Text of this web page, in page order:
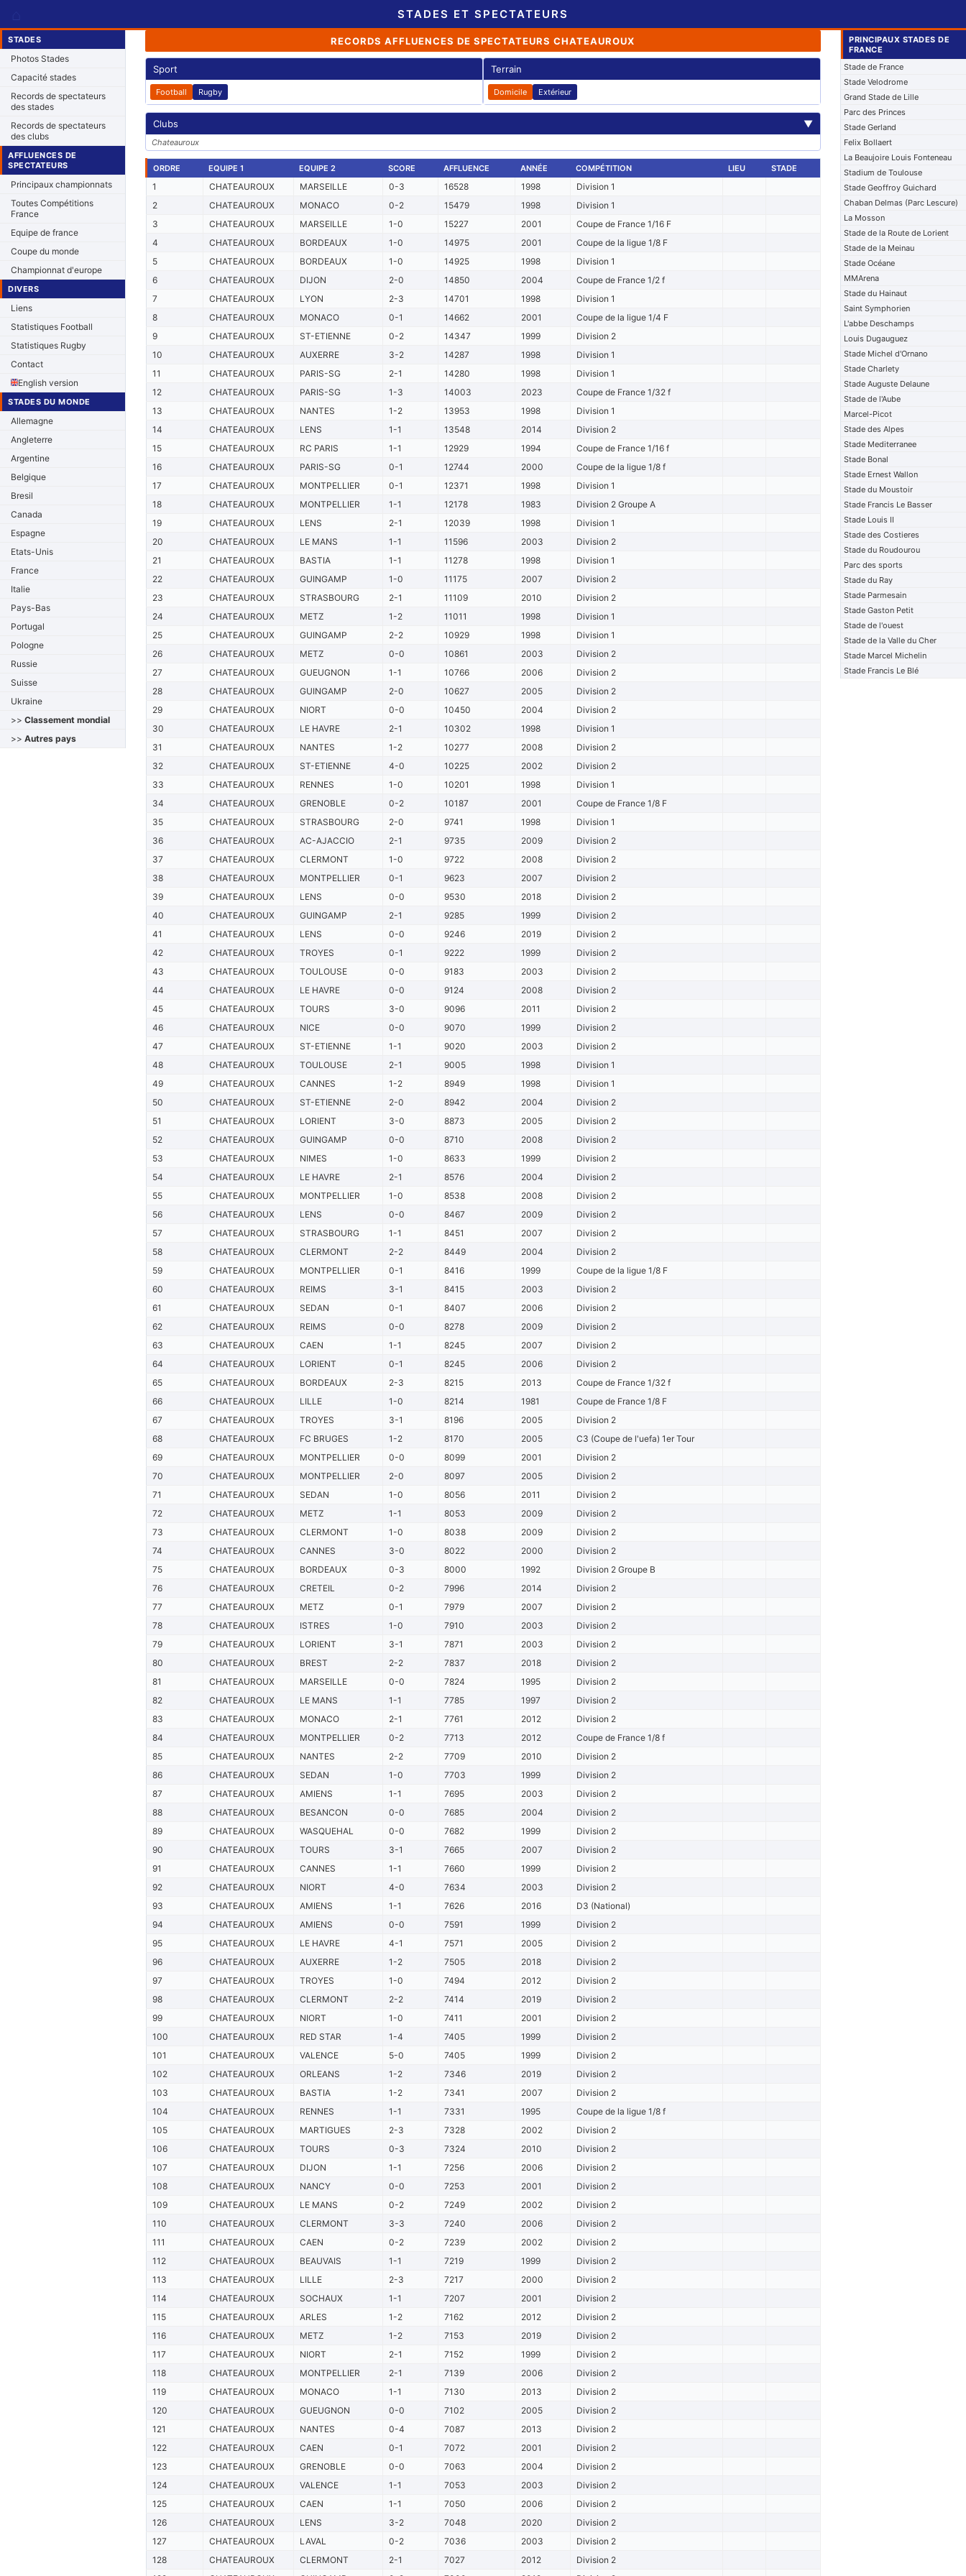
STADES ET SPECTATEURS
STADES
Photos Stades
Capacité stades
Records de spectateurs
des stades
Records de spectateurs
des clubs
AFFLUENCES DE
SPECTATEURS
Principaux championnats
Toutes Compétitions
France
Equipe de france
Coupe du monde
Championnat d'europe
DIVERS
Liens
Statistiques Football
Statistiques Rugby
Contact
English version
STADES DU MONDE
Allemagne
Angleterre
Argentine
Belgique
Bresil
Canada
Espagne
Etats-Unis
France
Italie
Pays-Bas
Portugal
Pologne
Russie
Suisse
Ukraine
>> Classement mondial
>> Autres pays
RECORDS AFFLUENCES DE SPECTATEURS CHATEAUROUX
Sport
Football Rugby
Terrain
Domicile Extérieur
Clubs ▼
Chateauroux
ORDRE EQUIPE 1 EQUIPE 2 SCORE AFFLUENCE ANNÉE COMPÉTITION LIEU STADE
1 CHATEAUROUX MARSEILLE 0-3 16528 1998
Division 1
2
CHATEAUROUX MONACO 0-2 15479 1998
Division 1
3
CHATEAUROUX MARSEILLE 1-0 15227 2001
Coupe de France 1/16 F
4
CHATEAUROUX BORDEAUX 1-0 14975 2001
Coupe de la ligue 1/8 F
5
CHATEAUROUX BORDEAUX 1-0 14925 1998
Division 1
6
CHATEAUROUX DIJON 2-0 14850 2004
Coupe de France 1/2 f
7
CHATEAUROUX LYON 2-3 14701 1998
Division 1
8
CHATEAUROUX MONACO 0-1 14662 2001
Coupe de la ligue 1/4 F
9
CHATEAUROUX ST-ETIENNE 0-2 14347 1999
Division 2
10
CHATEAUROUX AUXERRE 3-2 14287 1998
Division 1
11
CHATEAUROUX PARIS-SG 2-1 14280 1998
Division 1
12
CHATEAUROUX PARIS-SG 1-3 14003 2023
Coupe de France 1/32 f
13
CHATEAUROUX NANTES 1-2 13953 1998
Division 1
14
CHATEAUROUX LENS 1-1 13548 2014
Division 2
15
CHATEAUROUX RC PARIS 1-1 12929 1994
Coupe de France 1/16 f
16
CHATEAUROUX PARIS-SG 0-1 12744 2000
Coupe de la ligue 1/8 f
17
CHATEAUROUX MONTPELLIER 0-1 12371 1998
Division 1
18
CHATEAUROUX MONTPELLIER 1-1 12178 1983
Division 2 Groupe A
19
CHATEAUROUX LENS 2-1 12039 1998
Division 1
20
CHATEAUROUX LE MANS 1-1 11596 2003
Division 2
21
CHATEAUROUX BASTIA 1-1 11278 1998
Division 1
22
CHATEAUROUX GUINGAMP 1-0 11175 2007
Division 2
23
CHATEAUROUX STRASBOURG 2-1 11109 2010
Division 2
24
CHATEAUROUX METZ 1-2 11011 1998
Division 1
25
CHATEAUROUX GUINGAMP 2-2 10929 1998
Division 1
26
CHATEAUROUX METZ 0-0 10861 2003
Division 2
27
CHATEAUROUX GUEUGNON 1-1 10766 2006
Division 2
28
CHATEAUROUX GUINGAMP 2-0 10627 2005
Division 2
29
CHATEAUROUX NIORT 0-0 10450 2004
Division 2
30
CHATEAUROUX LE HAVRE 2-1 10302 1998
Division 1
31
CHATEAUROUX NANTES 1-2 10277 2008
Division 2
32
CHATEAUROUX ST-ETIENNE 4-0 10225 2002
Division 2
33
CHATEAUROUX RENNES 1-0 10201 1998
Division 1
34
CHATEAUROUX GRENOBLE 0-2 10187 2001
Coupe de France 1/8 F
35
CHATEAUROUX STRASBOURG 2-0 9741 1998
Division 1
36
CHATEAUROUX AC-AJACCIO 2-1 9735 2009
Division 2
37
CHATEAUROUX CLERMONT 1-0 9722 2008
Division 2
38
CHATEAUROUX MONTPELLIER 0-1 9623 2007
Division 2
39
CHATEAUROUX LENS 0-0 9530 2018
Division 2
40
CHATEAUROUX GUINGAMP 2-1 9285 1999
Division 2
41
CHATEAUROUX LENS 0-0 9246 2019
Division 2
42
CHATEAUROUX TROYES 0-1 9222 1999
Division 2
43
CHATEAUROUX TOULOUSE 0-0 9183 2003
Division 2
44
CHATEAUROUX LE HAVRE 0-0 9124 2008
Division 2
45
CHATEAUROUX TOURS 3-0 9096 2011
Division 2
46
CHATEAUROUX NICE 0-0 9070 1999
Division 2
47
CHATEAUROUX ST-ETIENNE 1-1 9020 2003
Division 2
48
CHATEAUROUX TOULOUSE 2-1 9005 1998
Division 1
49
CHATEAUROUX CANNES 1-2 8949 1998
Division 1
50
CHATEAUROUX ST-ETIENNE 2-0 8942 2004
Division 2
51
CHATEAUROUX LORIENT 3-0 8873 2005
Division 2
52
CHATEAUROUX GUINGAMP 0-0 8710 2008
Division 2
53
CHATEAUROUX NIMES 1-0 8633 1999
Division 2
54
CHATEAUROUX LE HAVRE 2-1 8576 2004
Division 2
55
CHATEAUROUX MONTPELLIER 1-0 8538 2008
Division 2
56
CHATEAUROUX LENS 0-0 8467 2009
Division 2
57
CHATEAUROUX STRASBOURG 1-1 8451 2007
Division 2
58
CHATEAUROUX CLERMONT 2-2 8449 2004
Division 2
59
CHATEAUROUX MONTPELLIER 0-1 8416 1999
Coupe de la ligue 1/8 F
60
CHATEAUROUX REIMS 3-1 8415 2003
Division 2
61
CHATEAUROUX SEDAN 0-1 8407 2006
Division 2
62
CHATEAUROUX REIMS 0-0 8278 2009
Division 2
63
CHATEAUROUX CAEN 1-1 8245 2007
Division 2
64
CHATEAUROUX LORIENT 0-1 8245 2006
Division 2
65
CHATEAUROUX BORDEAUX 2-3 8215 2013
Coupe de France 1/32 f
66
CHATEAUROUX LILLE 1-0 8214 1981
Coupe de France 1/8 F
67
CHATEAUROUX TROYES 3-1 8196 2005
Division 2
68
CHATEAUROUX FC BRUGES 1-2 8170 2005
C3 (Coupe de l'uefa) 1er Tour
69
CHATEAUROUX MONTPELLIER 0-0 8099 2001
Division 2
70
CHATEAUROUX MONTPELLIER 2-0 8097 2005
Division 2
71
CHATEAUROUX SEDAN 1-0 8056 2011
Division 2
72
CHATEAUROUX METZ 1-1 8053 2009
Division 2
73
CHATEAUROUX CLERMONT 1-0 8038 2009
Division 2
74
CHATEAUROUX CANNES 3-0 8022 2000
Division 2
75
CHATEAUROUX BORDEAUX 0-3 8000 1992
Division 2 Groupe B
76
CHATEAUROUX CRETEIL 0-2 7996 2014
Division 2
77
CHATEAUROUX METZ 0-1 7979 2007
Division 2
78
CHATEAUROUX ISTRES 1-0 7910 2003
Division 2
79
CHATEAUROUX LORIENT 3-1 7871 2003
Division 2
80
CHATEAUROUX BREST 2-2 7837 2018
Division 2
81
CHATEAUROUX MARSEILLE 0-0 7824 1995
Division 2
82
CHATEAUROUX LE MANS 1-1 7785 1997
Division 2
83
CHATEAUROUX MONACO 2-1 7761 2012
Division 2
84
CHATEAUROUX MONTPELLIER 0-2 7713 2012
Coupe de France 1/8 f
85
CHATEAUROUX NANTES 2-2 7709 2010
Division 2
86
CHATEAUROUX SEDAN 1-0 7703 1999
Division 2
87
CHATEAUROUX AMIENS 1-1 7695 2003
Division 2
88
CHATEAUROUX BESANCON 0-0 7685 2004
Division 2
89
CHATEAUROUX WASQUEHAL 0-0 7682 1999
Division 2
90
CHATEAUROUX TOURS 3-1 7665 2007
Division 2
91
CHATEAUROUX CANNES 1-1 7660 1999
Division 2
92
CHATEAUROUX NIORT 4-0 7634 2003
Division 2
93
CHATEAUROUX AMIENS 1-1 7626 2016
D3 (National)
94
CHATEAUROUX AMIENS 0-0 7591 1999
Division 2
95
CHATEAUROUX LE HAVRE 4-1 7571 2005
Division 2
96
CHATEAUROUX AUXERRE 1-2 7505 2018
Division 2
97
CHATEAUROUX TROYES 1-0 7494 2012
Division 2
98
CHATEAUROUX CLERMONT 2-2 7414 2019
Division 2
99
CHATEAUROUX NIORT 1-0 7411 2001
Division 2
100
CHATEAUROUX RED STAR 1-4 7405 1999
Division 2
101
CHATEAUROUX VALENCE 5-0 7405 1999
Division 2
102
CHATEAUROUX ORLEANS 1-2 7346 2019
Division 2
103
CHATEAUROUX BASTIA 1-2 7341 2007
Division 2
104
CHATEAUROUX RENNES 1-1 7331 1995
Coupe de la ligue 1/8 f
105
CHATEAUROUX MARTIGUES 2-3 7328 2002
Division 2
106
CHATEAUROUX TOURS 0-3 7324 2010
Division 2
107
CHATEAUROUX DIJON 1-1 7256 2006
Division 2
108
CHATEAUROUX NANCY 0-0 7253 2001
Division 2
109
CHATEAUROUX LE MANS 0-2 7249 2002
Division 2
110
CHATEAUROUX CLERMONT 3-3 7240 2006
Division 2
111
CHATEAUROUX CAEN 0-2 7239 2002
Division 2
112
CHATEAUROUX BEAUVAIS 1-1 7219 1999
Division 2
113
CHATEAUROUX LILLE 2-3 7217 2000
Division 2
114
CHATEAUROUX SOCHAUX 1-1 7207 2001
Division 2
115
CHATEAUROUX ARLES 1-2 7162 2012
Division 2
116
CHATEAUROUX METZ 1-2 7153 2019
Division 2
117
CHATEAUROUX NIORT 2-1 7152 1999
Division 2
118
CHATEAUROUX MONTPELLIER 2-1 7139 2006
Division 2
119
CHATEAUROUX MONACO 1-1 7130 2013
Division 2
120
CHATEAUROUX GUEUGNON 0-0 7102 2005
Division 2
121
CHATEAUROUX NANTES 0-4 7087 2013
Division 2
122
CHATEAUROUX CAEN 0-1 7072 2001
Division 2
123
CHATEAUROUX GRENOBLE 0-0 7063 2004
Division 2
124
CHATEAUROUX VALENCE 1-1 7053 2003
Division 2
125
CHATEAUROUX CAEN 1-1 7050 2006
Division 2
126
CHATEAUROUX LENS 3-2 7048 2020
Division 2
127
CHATEAUROUX LAVAL 0-2 7036 2003
Division 2
128
CHATEAUROUX CLERMONT 2-1 7027 2012
Division 2
PRINCIPAUX STADES DE
FRANCE
Stade de France
Stade Velodrome
Grand Stade de Lille
Parc des Princes
Stade Gerland
Felix Bollaert
La Beaujoire Louis Fonteneau
Stadium de Toulouse
Stade Geoffroy Guichard
Chaban Delmas (Parc Lescure)
La Mosson
Stade de la Route de Lorient
Stade de la Meinau
Stade Océane
MMArena
Stade du Hainaut
Saint Symphorien
L'abbe Deschamps
Louis Dugauguez
Stade Michel d'Ornano
Stade Charlety
Stade Auguste Delaune
Stade de l'Aube
Marcel-Picot
Stade des Alpes
Stade Mediterranee
Stade Bonal
Stade Ernest Wallon
Stade du Moustoir
Stade Francis Le Basser
Stade Louis II
Stade des Costieres
Stade du Roudourou
Parc des sports
Stade du Ray
Stade Parmesain
Stade Gaston Petit
Stade de l'ouest
Stade de la Valle du Cher
Stade Marcel Michelin
Stade Francis Le Blé